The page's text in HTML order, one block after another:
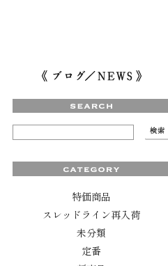
特価商品
スレッドライン再入荷
未分類
定番